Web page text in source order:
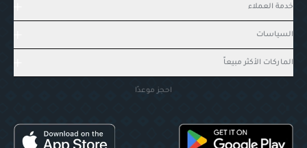
خدمة العملاء
السياسات
الماركات الأكثر مبيعاً
احجز موعدًا